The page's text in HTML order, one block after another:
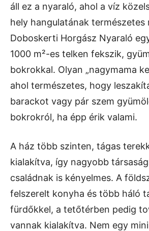
áll ez a nyaraló, ahol a víz
hely hangulatának természetes
Doboskerti Horgász Nyaraló
1000 m²-es telken fekszik,
bokrokkal. Olyan „nagymama
ahol természetes, hogy
barackot vagy pár szem
bokrokról, ha épp érik valami.
A ház több szinten, tágas
kialakítva, így nagyobb
családnak is kényelmes. A
felszerelt konyha és több háló
fürdőkkel, a tetőtérben pedig
vannak kialakítva. Nem egy